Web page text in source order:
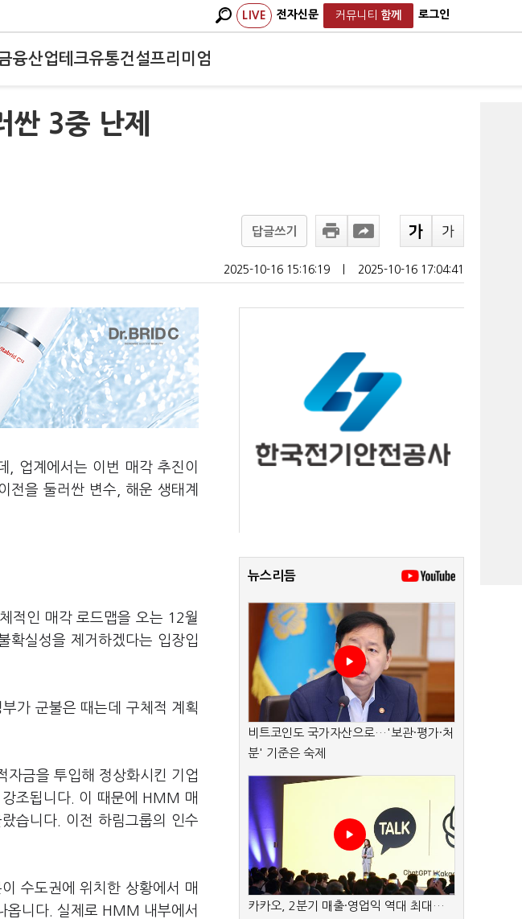
LIVE 전자신문 커뮤니티 함께 로그인
융산업테크유통건설프리미엄
싼 3중 난제
답글쓰기
2025-10-16 15:16:19 2025-10-16 17:04:41
업계에서는 이번 매각 추진이
전을 둘러싼 변수, 해운 생태계
적인 매각 로드맵을 오는 12월
실성을 제거하겠다는 입장입
가 군불은 때는데 구체적 계획
금을 투입해 정상화시킨 기업
강조됩니다. 이 때문에 HMM 매
습니다. 이전 하림그룹의 인수
수도권에 위치한 상황에서 매
옵니다. 실제로 HMM 내부에서
뉴스리듬
비트코인도 국가자산으로…'보관·평가·처
분' 기준은 숙제
카카오, 2분기 매출·영업익 역대 최대…